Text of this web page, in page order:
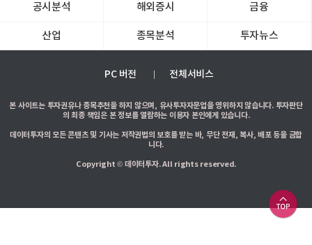
공시분석 해외증시 금융
산업 종목분석 투자뉴스
PC 버전 전체서비스
본 사이트는 투자권유나 종목추천을 하지 않으며, 유사투자자문업을 영위하지 않습니다. 투자판단
의 최종 책임은 본 정보를 열람하는 이용자 본인에게 있습니다.
데이터투자의 모든 콘텐츠 및 기사는 저작권법의 보호를 받는 바, 무단 전재, 복사, 배포 등을 금합
니다.
Copyright © 데이터투자. All rights reserved.